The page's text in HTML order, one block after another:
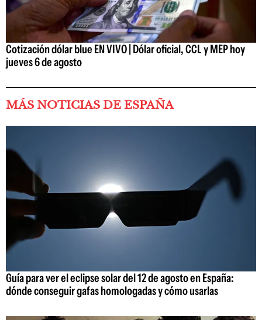
Cotización dólar blue EN VIVO | Dólar oficial, CCL y MEP hoy
jueves 6 de agosto
MÁS NOTICIAS DE ESPAÑA
Guía para ver el eclipse solar del 12 de agosto en España:
dónde conseguir gafas homologadas y cómo usarlas